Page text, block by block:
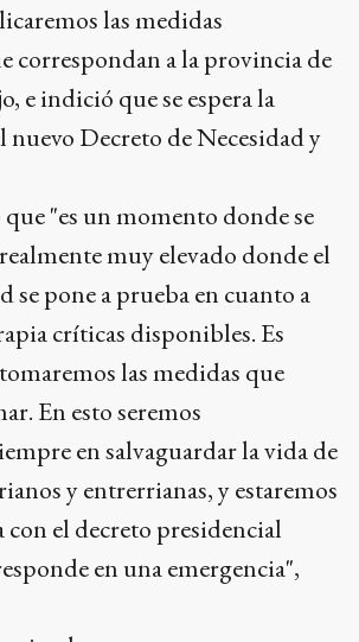
las medidas
correspondan a la provincia de
e indició que se espera la
Decreto de Necesidad y
"es un momento donde se
muy elevado donde el
se pone a prueba en cuanto a
críticas disponibles. Es
las medidas que
En esto seremos
en salvaguardar la vida de
y entrerrianas, y estaremos
con el decreto presidencial
en una emergencia",